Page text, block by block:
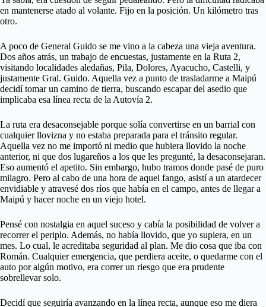
en mantenerse atado al volante. Fijo en la posición. Un kilómetro tras
otro.
A poco de General Guido se me vino a la cabeza una vieja aventura.
Dos años atrás, un trabajo de encuestas, justamente en la Ruta 2,
visitando localidades aledañas, Pila, Dolores, Ayacucho, Castelli, y
justamente Gral. Guido. Aquella vez a punto de trasladarme a Maipú
decidí tomar un camino de tierra, buscando escapar del asedio que
implicaba esa línea recta de la Autovía 2.
La ruta era desaconsejable porque solía convertirse en un barrial con
cualquier llovizna y no estaba preparada para el tránsito regular.
Aquella vez no me importó ni medio que hubiera llovido la noche
anterior, ni que dos lugareños a los que les pregunté, la desaconsejaran.
Eso aumentó el apetito. Sin embargo, hubo tramos donde pasé de puro
milagro. Pero al cabo de una hora de aquel fango, asistí a un atardecer
envidiable y atravesé dos ríos que había en el campo, antes de llegar a
Maipú y hacer noche en un viejo hotel.
Pensé con nostalgia en aquel suceso y cabía la posibilidad de volver a
recorrer el periplo. Además, no había llovido, que yo supiera, en un
mes. Lo cual, le acreditaba seguridad al plan. Me dio cosa que iba con
Román. Cualquier emergencia, que perdiera aceite, o quedarme con el
auto por algún motivo, era correr un riesgo que era prudente
sobrellevar solo.
Decidí que seguiría avanzando en la línea recta, aunque eso me diera